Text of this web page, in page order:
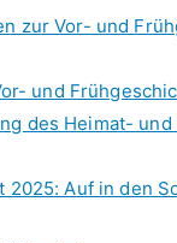
zur Vor- und
und
des Heimat-
2025: Auf in den